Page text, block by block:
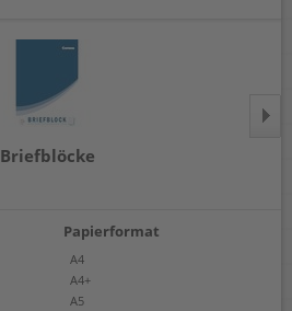
Briefblöcke
Papierformat
A4
A4+
A5